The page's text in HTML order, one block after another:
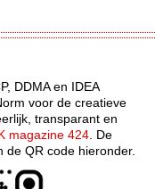
DDMA en IDEA
voor de creatieve
transparant en
magazine 424. De
QR code hieronder.